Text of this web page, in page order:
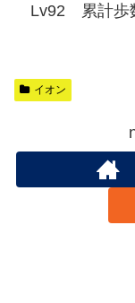
Lv92 累計歩
イオン